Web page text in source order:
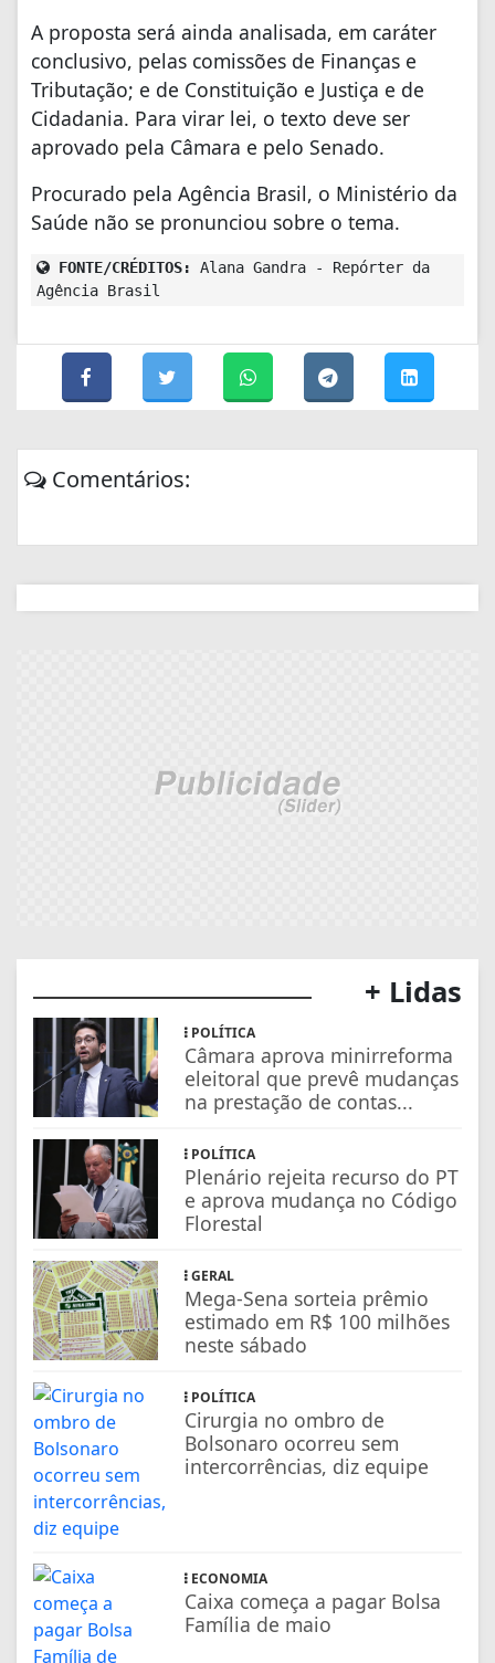
A proposta será ainda analisada, em caráter
conclusivo, pelas comissões de Finanças e
Tributação; e de Constituição e Justiça e de
Cidadania. Para virar lei, o texto deve ser
aprovado pela Câmara e pelo Senado.
Procurado pela Agência Brasil, o Ministério da
Saúde não se pronunciou sobre o tema.
FONTE/CRÉDITOS:
Alana Gandra - Repórter da
Agência Brasil
Comentários:
+ Lidas
POLÍTICA
Câmara aprova minirreforma
eleitoral que prevê mudanças
na prestação de contas...
POLÍTICA
Plenário rejeita recurso do PT
e aprova mudança no Código
Florestal
GERAL
Mega-Sena sorteia prêmio
estimado em R$ 100 milhões
neste sábado
POLÍTICA
Cirurgia no ombro de
Bolsonaro ocorreu sem
intercorrências, diz equipe
ECONOMIA
Caixa começa a pagar Bolsa
Família de maio